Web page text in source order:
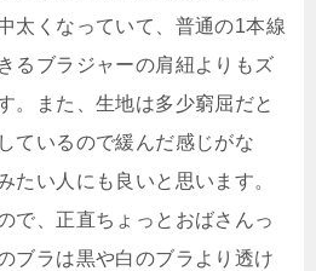
太くなっていて、普通の1本線
るブラジャーの肩紐よりもズ
。また、生地は多少窮屈だと
ているので緩んだ感じがな
たい人にも良いと思います。
で、正直ちょっとおばさんっ
ブラは黒や白のブラより透け